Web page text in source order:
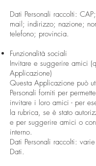
Dati Personali raccolti:
mail; indirizzo; nazione;
telefono; provincia.
Funzionalità sociali
Invitare e suggerire amici
Applicazione)
Questa Applicazione può
Personali forniti per
invitare i loro amici - per
la rubrica, se è stato
e per suggerire amici o
interno.
Dati Personali raccolti:
Dati.